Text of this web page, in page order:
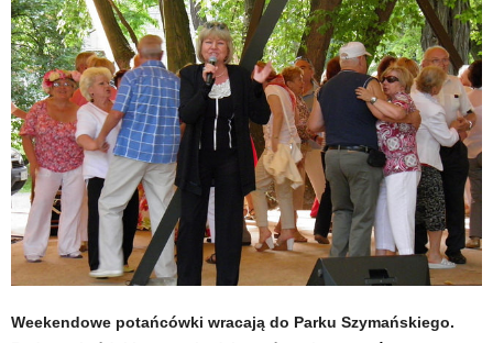
Weekendowe potańcówki wracają do Parku Szymańskiego.